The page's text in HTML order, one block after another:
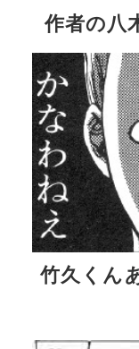
作者の八
竹久くん